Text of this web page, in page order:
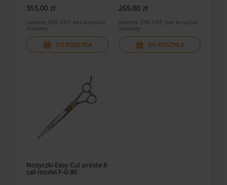
355,00 zł
zawiera 23% VAT, bez kosztów
dostawy
DO KOSZYKA
265,00 zł
zawiera 23% VAT, bez kosztów
dostawy
DO KOSZYKA
Nożyczki Easy Cut proste 8
cali model F-G 80